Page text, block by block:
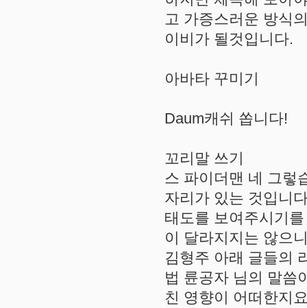
고 가증스러운 방식
이비가 될것입니다.
아바타 꾸미기
Daum캐쉬 쏩니다!
꼬리말 쓰기
스 파이더맨 네 그렇
자리가 있는 것입니
태도를 보여주시기
이 달라지지는 않으
김형주 아래 글들의
법 륜공자 님의 말씀
친 영향이 어떠한지